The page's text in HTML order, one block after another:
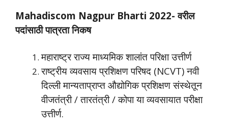
Mahadiscom Nagpur Bharti 2022- वरील
पदांसाठी पात्रता निकष
महाराष्ट्र राज्य माध्यमिक शालांत परिक्षा उत्तीर्ण
राष्ट्रीय व्यवसाय प्रशिक्षण परिषद (NCVT) नवी
दिल्ली मान्यताप्राप्त औद्योगिक प्रशिक्षण संस्थेतून
वीजतंत्री / तारतंत्री / कोपा या व्यवसायात परीक्षा
उत्तीर्ण.